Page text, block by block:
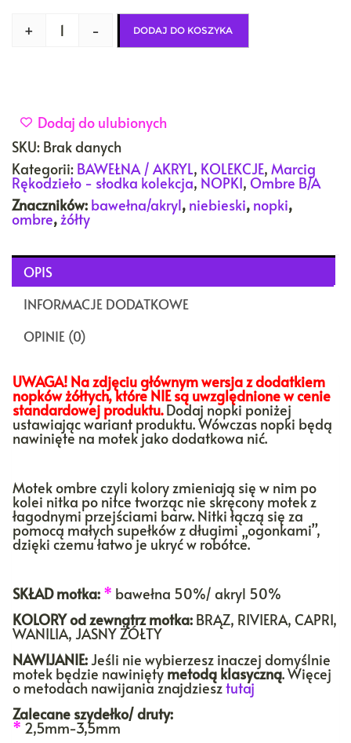
+ - DODAJ DO KOSZYKA
Dodaj do ulubionych
SKU: Brak danych
Kategorii: BAWEŁNA / AKRYL, KOLEKCJE, Marcig
Rękodzieło - słodka kolekcja, NOPKI, Ombre B/A
Znaczników: bawełna/akryl, niebieski, nopki,
ombre,żółty
OPIS
INFORMACJE DODATKOWE
OPINIE (0)
UWAGA! Na zdjęciu głównym wersja z dodatkiem
nopków żółtych, które NIE są uwzględnione w cenie
standardowej produktu.Dodaj nopki poniżej
ustawiając wariant produktu. Wówczas nopki będą
nawinięte na motek jako dodatkowa nić.
Motek ombre czyli kolory zmieniają się w nim po
kolei nitka po nitce tworząc nie skręcony motek z
łagodnymi przejściami barw. Nitki łączą się za
pomocą małych supełków z długimi „ogonkami”,
dzięki czemu łatwo je ukryć w robótce.
SKŁAD motka: * bawełna 50%/ akryl 50%
KOLORYod zewnątrz motka: BRĄZ, RIVIERA, CAPRI,
WANILIA, JASNY ŻÓŁTY
NAWIJANIE:Jeśli nie wybierzesz inaczej domyślnie
motek będzie nawinięty metodą klasyczną. Więcej
o metodach nawijania znajdziesztutaj
Zalecane szydełko/ druty:
* 2,5mm-3,5mm